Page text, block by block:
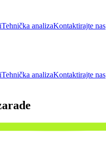
Tehnička analizaKontaktirajte nas
Tehnička analizaKontaktirajte nas